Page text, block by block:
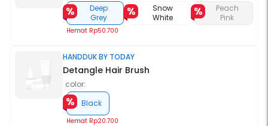
Deep
Grey
Hemat Rp50.700
Snow
White
Peach
Pink
HANDDUK BY TODAY
Detangle Hair Brush
color:
Black
Hemat Rp20.700